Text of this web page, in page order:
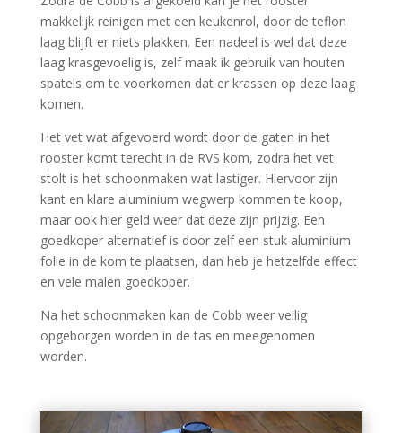
makkelijk reinigen met een keukenrol, door de teflon
laag blijft er niets plakken. Een nadeel is wel dat deze
laag krasgevoelig is, zelf maak ik gebruik van houten
spatels om te voorkomen dat er krassen op deze laag
komen.
Het vet wat afgevoerd wordt door de gaten in het
rooster komt terecht in de RVS kom, zodra het vet
stolt is het schoonmaken wat lastiger. Hiervoor zijn
kant en klare aluminium wegwerp kommen te koop,
maar ook hier geld weer dat deze zijn prijzig. Een
goedkoper alternatief is door zelf een stuk aluminium
folie in de kom te plaatsen, dan heb je hetzelfde effect
en vele malen goedkoper.
Na het schoonmaken kan de Cobb weer veilig
opgeborgen worden in de tas en meegenomen
worden.